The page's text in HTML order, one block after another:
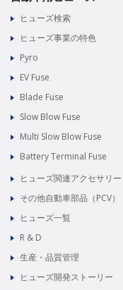
ヒューズ検索
ヒューズ事業の特色
Pyro
EV Fuse
Blade Fuse
Slow Blow Fuse
Multi Slow Blow Fuse
Battery Terminal Fuse
ヒューズ関連アクセサリー
その他自動車部品（PCV）
ヒューズ一覧
R & D
生産・品質管理
ヒューズ開発ストーリー